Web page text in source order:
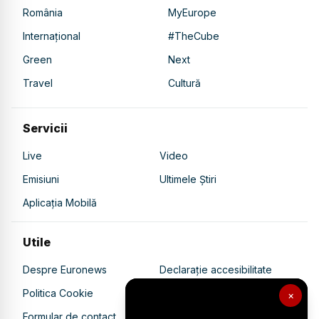
×
România
MyEurope
Internațional
#TheCube
Green
Next
Travel
Cultură
Servicii
Live
Video
Emisiuni
Ultimele Știri
Aplicația Mobilă
Utile
Despre Euronews
Declarație accesibilitate
Politica Cookie
Politica de confidențialitate
Formular de contact